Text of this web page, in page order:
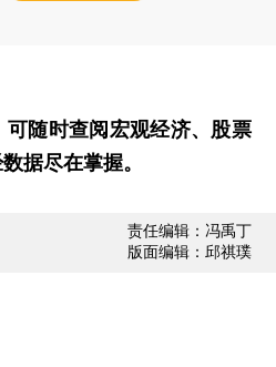
可随时查阅宏观经济、股票
据尽在掌握。
责任编辑：冯禹丁
版面编辑：邱祺璞